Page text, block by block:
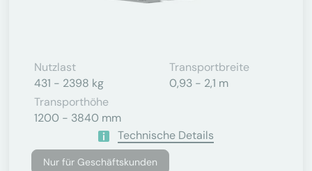
Nutzlast
431 - 2398 kg
Transportbreite
0,93 - 2,1 m
Transporthöhe
1200 - 3840 mm
Technische Details
Nur für Geschäftskunden